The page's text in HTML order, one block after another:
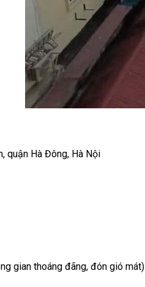
quận Hà Đông, Hà Nội
gian thoáng đãng, đón gió mát)